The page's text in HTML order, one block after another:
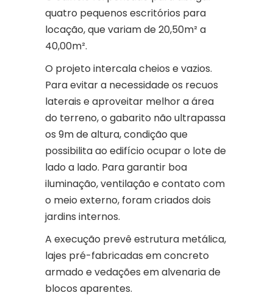
quatro pequenos escritórios para
locação, que variam de 20,50m² a
40,00m².
O projeto intercala cheios e vazios.
Para evitar a necessidade os recuos
laterais e aproveitar melhor a área
do terreno, o gabarito não ultrapassa
os 9m de altura, condição que
possibilita ao edifício ocupar o lote de
lado a lado. Para garantir boa
iluminação, ventilação e contato com
o meio externo, foram criados dois
jardins internos.
A execução prevê estrutura metálica,
lajes pré-fabricadas em concreto
armado e vedações em alvenaria de
blocos aparentes.